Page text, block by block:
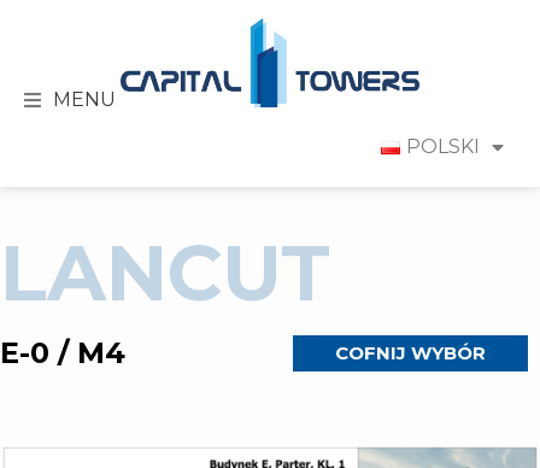
MENU
POLSKI
LANCUT
E-0 / M4 COFNIJ WYBÓR